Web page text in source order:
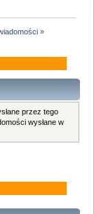
»
przez tego
wysłane w